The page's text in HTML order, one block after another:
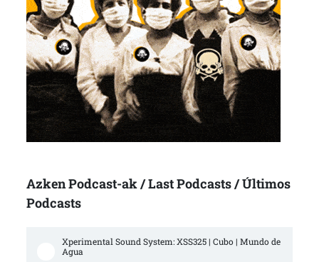
Azken Podcast-ak / Last Podcasts / Últimos
Podcasts
Xperimental Sound System: XSS325 | Cubo | Mundo de
Agua